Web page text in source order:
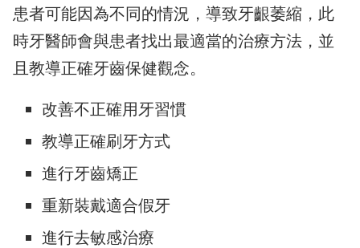
患者可能因為不同的情況，導致牙齦萎縮，此
時牙醫師會與患者找出最適當的治療方法，並
且教導正確牙齒保健觀念。
改善不正確用牙習慣
教導正確刷牙方式
進行牙齒矯正
重新裝戴適合假牙
進行去敏感治療